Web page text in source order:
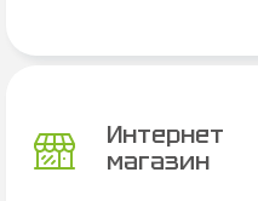
Интернет
магазин